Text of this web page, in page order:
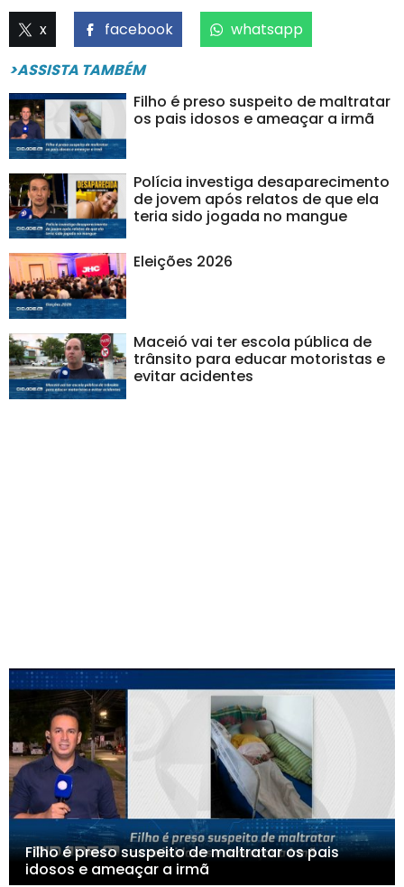
x facebook
whatsapp
>ASSISTA TAMBÉM
Filho é preso suspeito de maltratar
os pais idosos e ameaçar a irmã
Polícia investiga desaparecimento
de jovem após relatos de que ela
teria sido jogada no mangue
Eleições 2026
Maceió vai ter escola pública de
trânsito para educar motoristas e
evitar acidentes
Filho é preso suspeito de maltratar os pais
idosos e ameaçar a irmã